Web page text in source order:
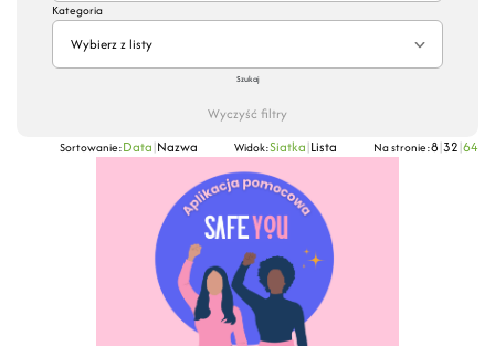
Kategoria
Wybierz z listy
Szukaj
Wyczyść filtry
Sortowanie:Data|Nazwa Widok:Siatka|Lista Na stronie:8|32|64